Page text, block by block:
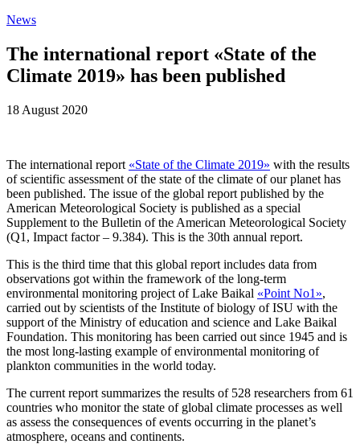
News
The international report «State of the
Climate 2019» has been published
18 August 2020
The international report «State of the Climate 2019» with the results
of scientific assessment of the state of the climate of our planet has
been published. The issue of the global report published by the
American Meteorological Society is published as a special
Supplement to the Bulletin of the American Meteorological Society
(Q1, Impact factor – 9.384). This is the 30th annual report.
This is the third time that this global report includes data from
observations got within the framework of the long-term
environmental monitoring project of Lake Baikal «Point No1»,
carried out by scientists of the Institute of biology of ISU with the
support of the Ministry of education and science and Lake Baikal
Foundation. This monitoring has been carried out since 1945 and is
the most long-lasting example of environmental monitoring of
plankton communities in the world today.
The current report summarizes the results of 528 researchers from 61
countries who monitor the state of global climate processes as well
as assess the consequences of events occurring in the planet’s
atmosphere, oceans and continents.